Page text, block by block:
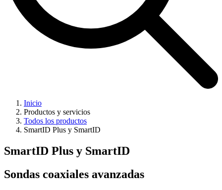
Inicio
Productos y servicios
Todos los productos
SmartID Plus y SmartID
SmartID Plus y SmartID
Sondas coaxiales avanzadas